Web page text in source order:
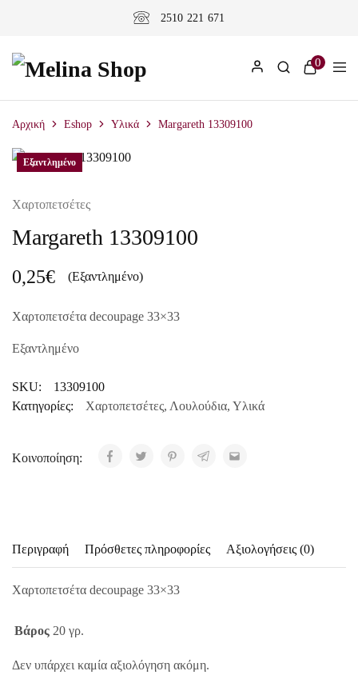
2510 221 671
0
Αρχική Eshop Υλικά Margareth 13309100
Εξαντλημένο
Χαρτοπετσέτες
Margareth 13309100
0,25€ (Εξαντλημένο)
Χαρτοπετσέτα decoupage 33×33
Εξαντλημένο
SKU:
13309100
Κατηγορίες:
Χαρτοπετσέτες, Λουλούδια, Υλικά
Κοινοποίηση:
Περιγραφή Πρόσθετες πληροφορίες Αξιολογήσεις (0)
Χαρτοπετσέτα decoupage 33×33
Βάρος 20 γρ.
Δεν υπάρχει καμία αξιολόγηση ακόμη.